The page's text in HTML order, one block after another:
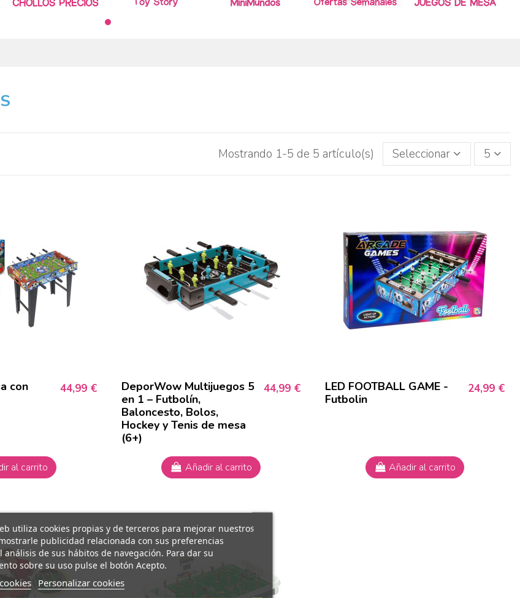
Mostrando 1-5 de 5 artículo(s) Seleccionar 5
con
44,99 €
al carrito
DeporWow Multijuegos 5
en 1 – Futbolín,
Baloncesto, Bolos,
Hockey y Tenis de mesa
(6+)
44,99 €
Añadir al carrito
LED FOOTBALL GAME -
Futbolin
24,99 €
Añadir al carrito
utiliza cookies propias y de terceros para mejorar nuestros
publicidad relacionada con sus preferencias
análisis de sus hábitos de navegación. Para dar su
sobre su uso pulse el botón Acepto.
Personalizar cookies